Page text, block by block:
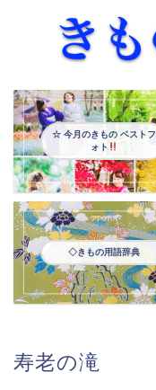
☆ 今月のきもの ベストフ
ォト
◇きもの用語辞典
寿老の滝